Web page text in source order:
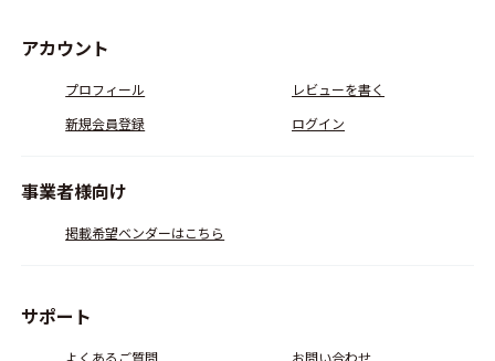
アカウント
プロフィール
レビューを書く
新規会員登録
ログイン
事業者様向け
掲載希望ベンダーはこちら
サポート